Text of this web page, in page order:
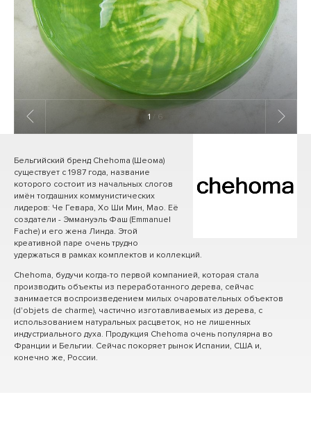
1 / 6
Бельгийский бренд Chehoma (Шеома)
существует с 1987 года, название
которого состоит из начальных слогов
имён тогдашних коммунистических
лидеров: Че Гевара, Хо Ши Мин, Мао. Её
создатели - Эммануэль Фаш (Emmanuel
Fache) и его жена Линда. Этой
креативной паре очень трудно
удержаться в рамках комплектов и коллекций.
Chehoma, будучи когда-то первой компанией, которая стала
производить объекты из переработанного дерева, сейчас
занимается воспроизведением милых очаровательных объектов
(d'objets de charme), частично изготавливаемых из дерева, с
использованием натуральных расцветок, но не лишенных
индустриального духа. Продукция Chehoma очень популярна во
Франции и Бельгии. Сейчас покоряет рынок Испании, США и,
конечно же, России.